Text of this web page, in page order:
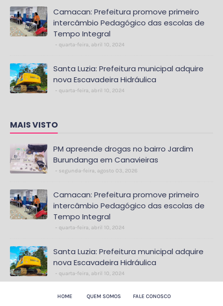
Camacan: Prefeitura promove primeiro
intercâmbio Pedagógico das escolas de
Tempo Integral
quarta-feira, abril 10, 2024
Santa Luzia: Prefeitura municipal adquire
nova Escavadeira Hidráulica
quarta-feira, abril 10, 2024
MAIS VISTO
PM apreende drogas no bairro Jardim
Burundanga em Canavieiras
segunda-feira, agosto 03, 2026
Camacan: Prefeitura promove primeiro
intercâmbio Pedagógico das escolas de
Tempo Integral
quarta-feira, abril 10, 2024
Santa Luzia: Prefeitura municipal adquire
nova Escavadeira Hidráulica
quarta-feira, abril 10, 2024
HOME QUEM SOMOS FALE CONOSCO